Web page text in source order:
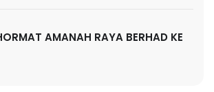
AMANAH RAYA BERHAD KE